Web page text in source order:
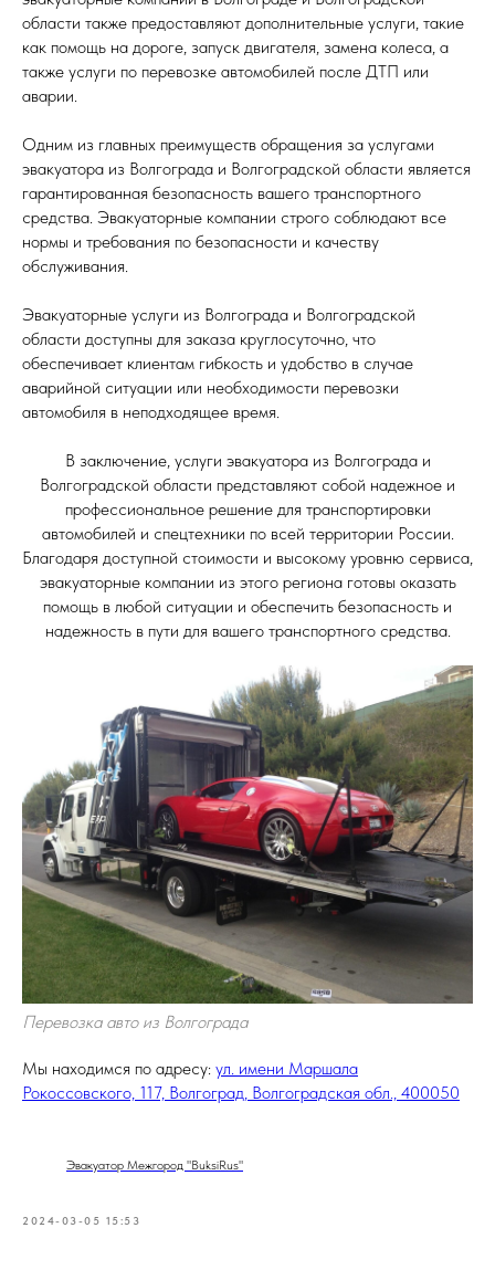
области также предоставляют дополнительные услуги, такие
как помощь на дороге, запуск двигателя, замена колеса, а
также услуги по перевозке автомобилей после ДТП или
аварии.
Одним из главных преимуществ обращения за услугами
эвакуатора из Волгограда и Волгоградской области является
гарантированная безопасность вашего транспортного
средства. Эвакуаторные компании строго соблюдают все
нормы и требования по безопасности и качеству
обслуживания.
Эвакуаторные услуги из Волгограда и Волгоградской
области доступны для заказа круглосуточно, что
обеспечивает клиентам гибкость и удобство в случае
аварийной ситуации или необходимости перевозки
автомобиля в неподходящее время.
В заключение, услуги эвакуатора из Волгограда и
Волгоградской области представляют собой надежное и
профессиональное решение для транспортировки
автомобилей и спецтехники по всей территории России.
Благодаря доступной стоимости и высокому уровню сервиса,
эвакуаторные компании из этого региона готовы оказать
помощь в любой ситуации и обеспечить безопасность и
надежность в пути для вашего транспортного средства.
Перевозка авто из Волгограда
Мы находимся по адресу: ул. имени Маршала
Рокоссовского, 117, Волгоград, Волгоградская обл., 400050
Эвакуатор Межгород "BuksiRus"
2024-03-05 15:53